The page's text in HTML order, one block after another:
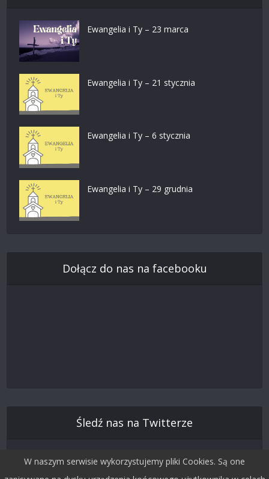
Ewangelia i Ty – 23 marca
Ewangelia i Ty – 21 stycznia
Ewangelia i Ty – 6 stycznia
Ewangelia i Ty – 29 grudnia
Dołącz do nas na facebooku
Śledź nas na Twitterze
W naszym serwisie wykorzystujemy pliki Cookies. Są one